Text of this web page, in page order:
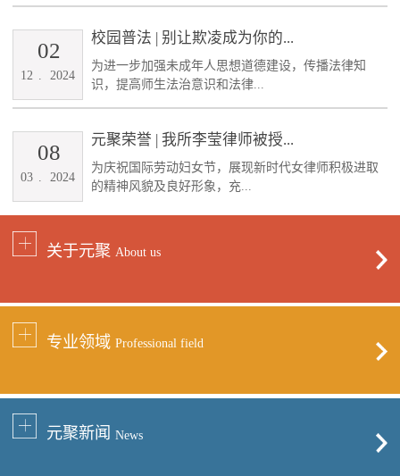
校园普法 | 别让欺凌成为你的...
为进一步加强未成年人思想道德建设，传播法律知
识，提高师生法治意识和法律...
12 2024
02
元聚荣誉 | 我所李莹律师被授...
为庆祝国际劳动妇女节，展现新时代女律师积极进取
的精神风貌及良好形象，充...
03 2024
08
关于元聚 About us
专业领域 Professional field
元聚新闻 News